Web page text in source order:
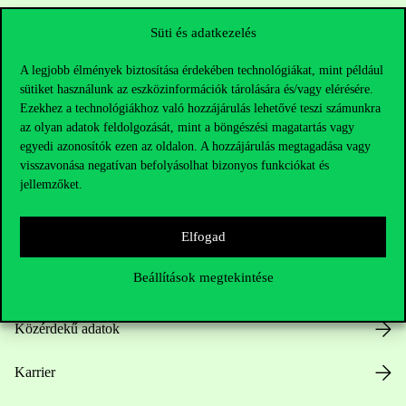
Süti és adatkezelés
A legjobb élmények biztosítása érdekében technológiákat, mint például
sütiket használunk az eszközinformációk tárolására és/vagy elérésére.
Ezekhez a technológiákhoz való hozzájárulás lehetővé teszi számunkra
az olyan adatok feldolgozását, mint a böngészési magatartás vagy
egyedi azonosítók ezen az oldalon. A hozzájárulás megtagadása vagy
visszavonása negatívan befolyásolhat bizonyos funkciókat és
jellemzőket.
Elfogad
Beállítások megtekintése
Sajtó:press@uni-corvinus.hu
Hasznos linkek
Közérdekű adatok
Karrier